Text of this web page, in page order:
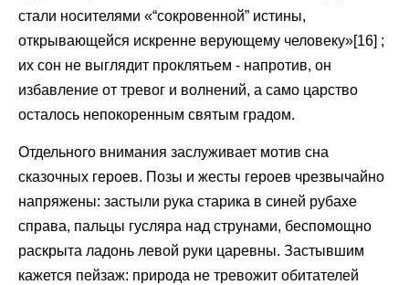
стали носителями «“сокровенной” истины,
открывающейся искренне верующему человеку»[16] ;
их сон не выглядит проклятьем - напротив, он
избавление от тревог и волнений, а само царство
осталось непокоренным святым градом.
Отдельного внимания заслуживает мотив сна
сказочных героев. Позы и жесты героев чрезвычайно
напряжены: застыли рука старика в синей рубахе
справа, пальцы гусляра над струнами, беспомощно
раскрыта ладонь левой руки царевны. Застывшим
кажется пейзаж: природа не тревожит обитателей